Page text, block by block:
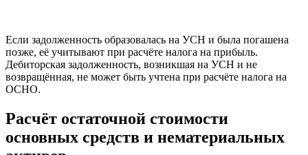
Если задолженность образовалась на УСН и была погашена
позже, её учитывают при расчёте налога на прибыль.
Дебиторская задолженность, возникшая на УСН и не
возвращённая, не может быть учтена при расчёте налога на
ОСНО.
Расчёт остаточной стоимости
основных средств и нематериальных